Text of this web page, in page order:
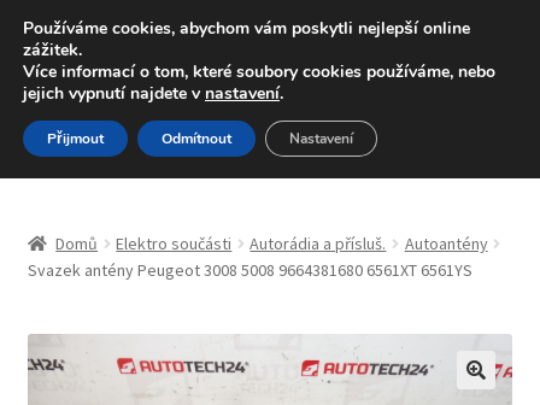
DOPRAVA od 139,-Kč
Volejte po-pá 9-16 704 494 494
Přeskočit
na
navigaci
Přejít
k
obsahu
Blog
Doprava
Domů Elektro součásti Autorádia a přísluš.
Autoantény
Svazek antény Peugeot 3008 5008 9664381680 6561XT 6561YS
Používáme cookies, abychom vám poskytli nejlepší online
zážitek.
Více informací o tom, které soubory cookies používáme, nebo
jejich vypnutí najdete v nastavení.
Přijmout Odmítnout Nastavení